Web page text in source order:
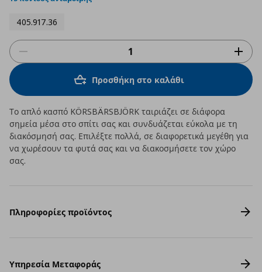
405.917.36
Προσθήκη στο καλάθι
Το απλό κασπό KÖRSBÄRSBJÖRK ταιριάζει σε διάφορα
σημεία μέσα στο σπίτι σας και συνδυάζεται εύκολα με τη
διακόσμησή σας. Επιλέξτε πολλά, σε διαφορετικά μεγέθη για
να χωρέσουν τα φυτά σας και να διακοσμήσετε τον χώρο
σας.
Πληροφορίες προϊόντος
Υπηρεσία Μεταφοράς